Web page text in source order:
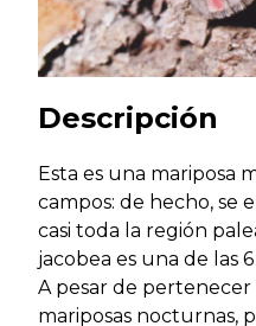
Descripción
Esta es una mariposa
campos: de hecho, se
casi toda la región
jacobea es una de las
A pesar de
mariposas nocturnas,